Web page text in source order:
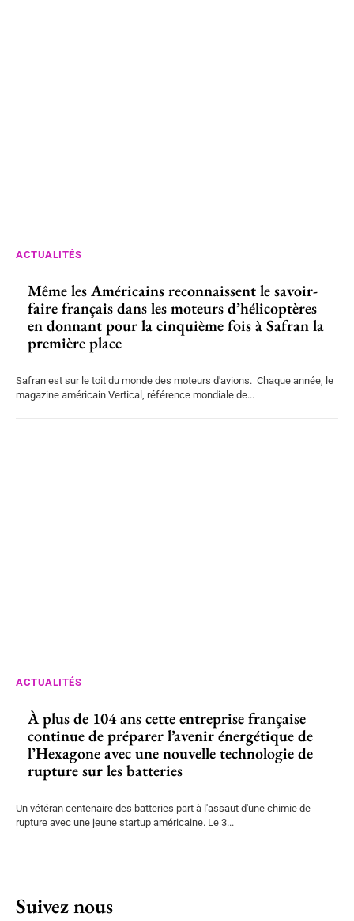
ACTUALITÉS
Même les Américains reconnaissent le savoir-
faire français dans les moteurs d’hélicoptères
en donnant pour la cinquième fois à Safran la
première place
Safran est sur le toit du monde des moteurs d'avions. Chaque année, le
magazine américain Vertical, référence mondiale de...
ACTUALITÉS
À plus de 104 ans cette entreprise française
continue de préparer l’avenir énergétique de
l’Hexagone avec une nouvelle technologie de
rupture sur les batteries
Un vétéran centenaire des batteries part à l'assaut d'une chimie de
rupture avec une jeune startup américaine. Le 3...
Suivez nous